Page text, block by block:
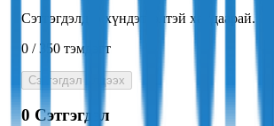
Сэтгэгдэлдээ хүндэтгэлтэй хандаарай.
0 /350 тэмдэгт
Сэтгэгдэл үлдээх
0 Сэтгэгдэл